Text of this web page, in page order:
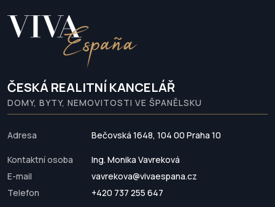
ČESKÁ REALITNÍ KANCELÁŘ
DOMY, BYTY, NEMOVITOSTI VE ŠPANĚLSKU
Adresa Bečovská 1648, 104 00 Praha 10
Kontaktní osoba
Ing. Monika Vavreková
E-mail
vavrekova@vivaespana.cz
Telefon
+420 737 255 647